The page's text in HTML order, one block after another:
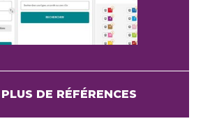
PLUS DE RÉFÉRENCES